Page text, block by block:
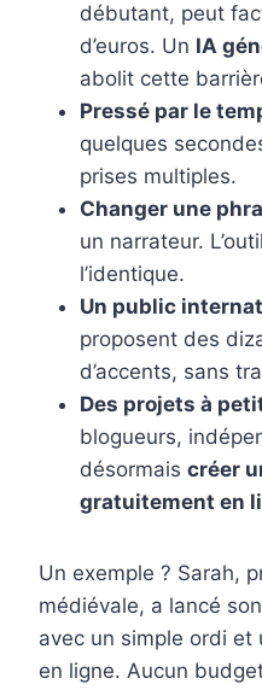
débutant, peut
d’euros. Un IA
abolit cette
Pressé par le
quelques
prises multiples.
Changer une
un narrateur.
l’identique.
Un public
proposent des
d’accents, sans
Des projets à
blogueurs,
désormais créer
gratuitement en
Un exemple ? Sarah,
médiévale, a lancé
avec un simple ordi et
en ligne. Aucun